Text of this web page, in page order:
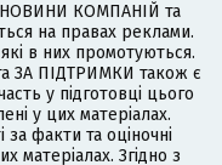
НОВИНИ КОМПАНІЙ та
на правах реклами.
в них промотуються.
ЗА ПІДТРИМКИ також є
у підготовці цього
у цих матеріалах.
за факти та оціночні
матеріалах. Згідно з